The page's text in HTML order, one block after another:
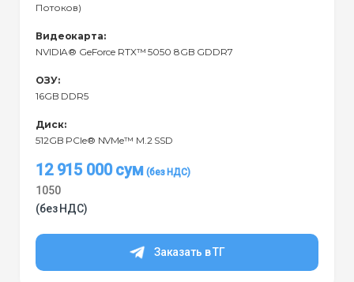
Потоков)
Видеокарта:
NVIDIA® GeForce RTX™ 5050 8GB GDDR7
ОЗУ:
16GB DDR5
Диск:
512GB PCIe® NVMe™ M.2 SSD
12 915 000сум
1050
(без НДС)
Заказать в ТГ